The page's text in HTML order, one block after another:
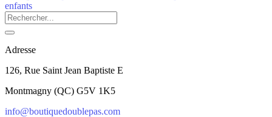
Adresse
126, Rue Saint Jean Baptiste E
Montmagny (QC) G5V 1K5
info@boutiquedoublepas.com